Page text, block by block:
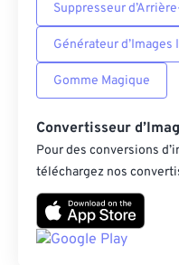
Suppresseur
Générateur d’Images
Gomme Magique
Convertisseur
Pour des conversions
téléchargez nos